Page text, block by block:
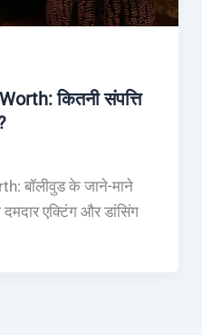
कितनी संपत्ति
बॉलीवुड के जाने-माने
एक्टिंग और डांसिंग